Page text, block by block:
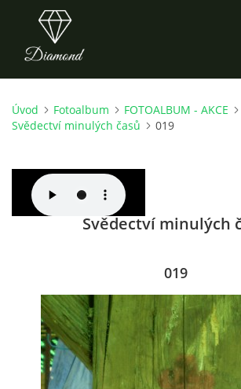
ÚVOD
O NÁS
CO NOVÉHO ZKOUŠÍME
KDY, KDE A CO HRAJEME
Úvod Fotoalbum
FOTOALBUM - AKCE
Svědectví minulých časů
019
Svědectví minulých
019